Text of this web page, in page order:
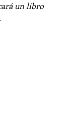
un libro